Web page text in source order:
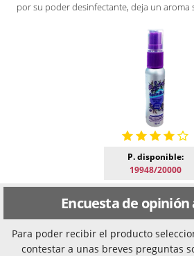
por su poder desinfectante, deja un aroma
P. disponible:
19948/20000
Encuesta de
Para poder recibir el producto
contestar a unas breves preguntas